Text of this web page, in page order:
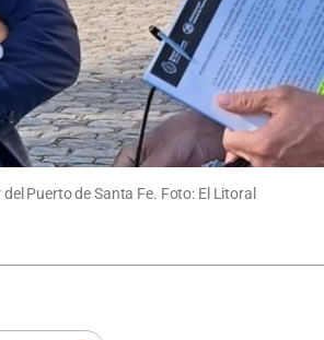
Puerto de Santa Fe. Foto: El Litoral